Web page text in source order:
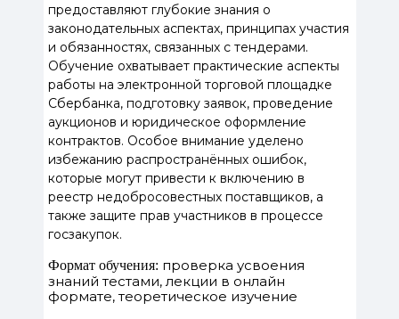
предоставляют глубокие знания о
законодательных аспектах, принципах участия
и обязанностях, связанных с тендерами.
Обучение охватывает практические аспекты
работы на электронной торговой площадке
Сбербанка, подготовку заявок, проведение
аукционов и юридическое оформление
контрактов. Особое внимание уделено
избежанию распространённых ошибок,
которые могут привести к включению в
реестр недобросовестных поставщиков, а
также защите прав участников в процессе
госзакупок.
Формат обучения: проверка усвоения
знаний тестами, лекции в онлайн
формате, теоретическое изучение